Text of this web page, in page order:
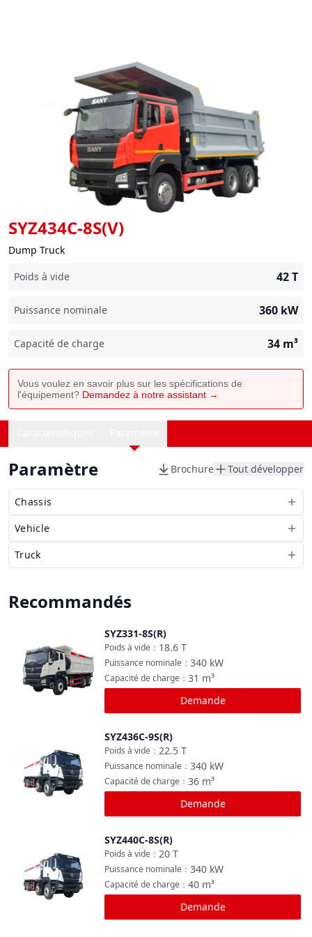
SYZ434C-8S(V)
Dump Truck
Poids à vide
42T
Puissance nominale 360 kW
Capacité de charge 34 m³
Vous voulez en savoir plus sur les spécifications de
l'équipement? Demandez à notre assistant →
Paramètre Brochure Tout développer
Chassis
Vehicle
Truck
Recommandés
SYZ331-8S(R)
18.6 T
Poids à vide ：
340 kW
Puissance nominale ：
31 m³
Capacité de charge ：
Demande
SYZ436C-9S(R)
22.5 T
Poids à vide ：
340 kW
Puissance nominale ：
36 m³
Capacité de charge ：
Demande
SYZ440C-8S(R)
20 T
Poids à vide ：
340 kW
Puissance nominale ：
40 m³
Capacité de charge ：
Demande